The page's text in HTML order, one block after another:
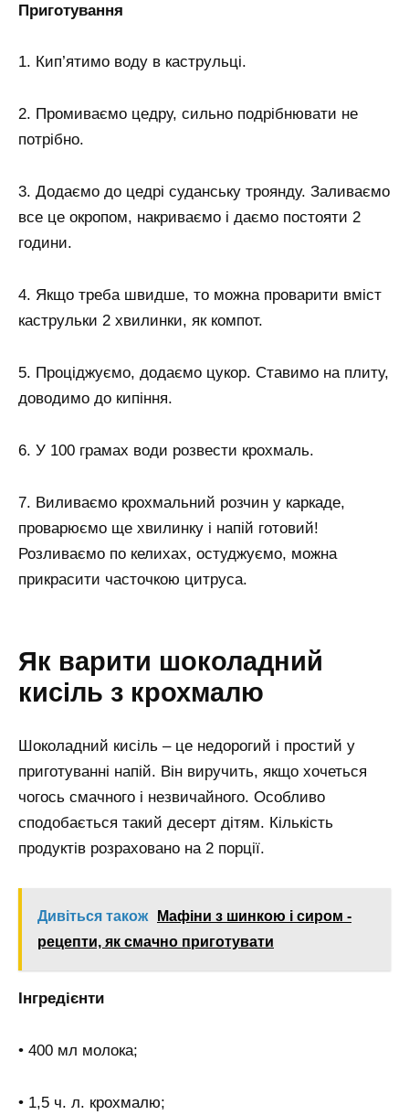
Приготування
1. Кип’ятимо воду в каструльці.
2. Промиваємо цедру, сильно подрібнювати не
потрібно.
3. Додаємо до цедрі суданську троянду. Заливаємо
все це окропом, накриваємо і даємо постояти 2
години.
4. Якщо треба швидше, то можна проварити вміст
каструльки 2 хвилинки, як компот.
5. Проціджуємо, додаємо цукор. Ставимо на плиту,
доводимо до кипіння.
6. У 100 грамах води розвести крохмаль.
7. Виливаємо крохмальний розчин у каркаде,
проварюємо ще хвилинку і напій готовий!
Розливаємо по келихах, остуджуємо, можна
прикрасити часточкою цитруса.
Як варити шоколадний
кисіль з крохмалю
Шоколадний кисіль – це недорогий і простий у
приготуванні напій. Він виручить, якщо хочеться
чогось смачного і незвичайного. Особливо
сподобається такий десерт дітям. Кількість
продуктів розраховано на 2 порції.
Дивіться також
Мафіни з шинкою і сиром -
рецепти, як смачно приготувати
Інгредієнти
• 400 мл молока;
• 1,5 ч. л. крохмалю;